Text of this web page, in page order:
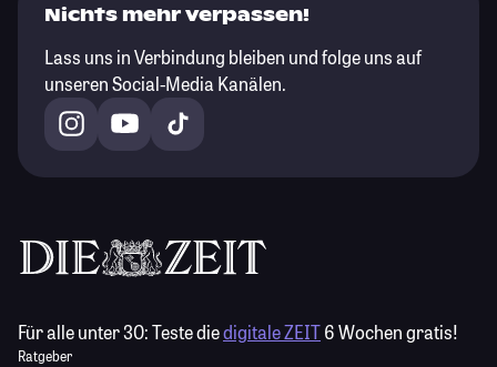
Nichts mehr verpassen!
Lass uns in Verbindung bleiben und folge uns auf
unseren Social-Media Kanälen.
Für alle unter 30:Teste diedigitale ZEIT6 Wochen gratis!
Ratgeber